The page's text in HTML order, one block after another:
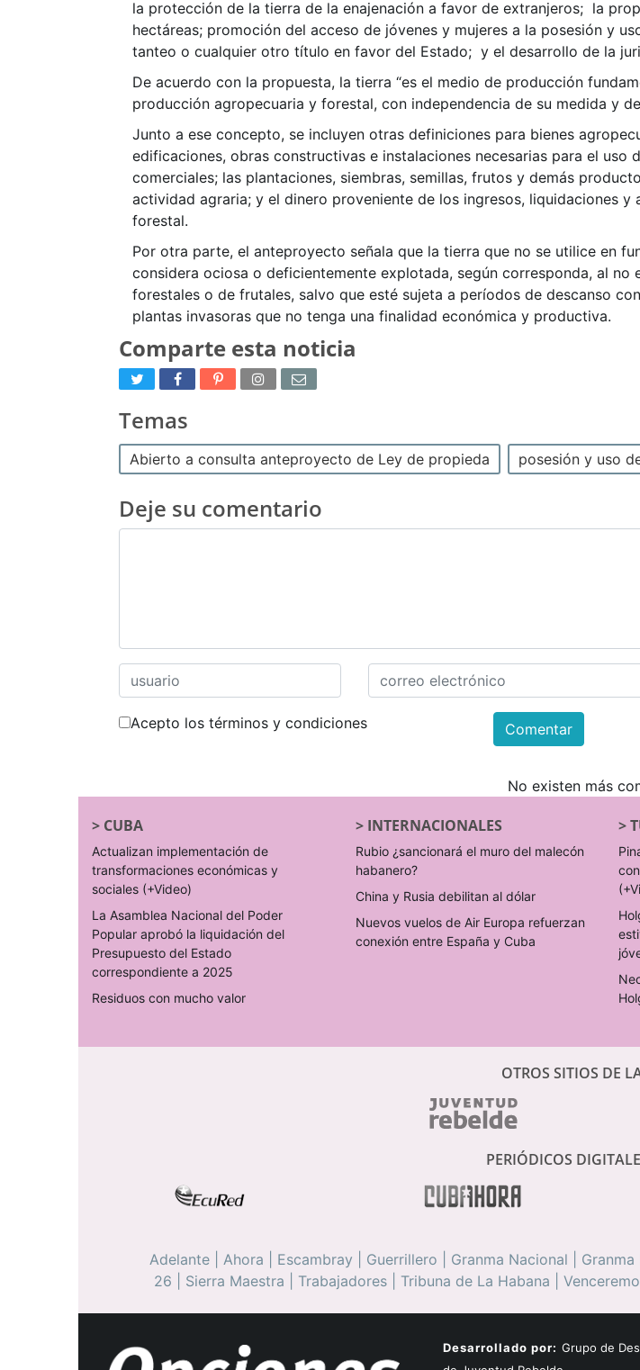
la protección de la tierra de la enajenación a favor de extranjeros; la
hectáreas; promoción del acceso de jóvenes y mujeres a la posesión y
tanteo o cualquier otro título en favor del Estado; y el desarrollo de la
De acuerdo con la propuesta, la tierra “es el medio de producción
producción agropecuaria y forestal, con independencia de su medida y
Junto a ese concepto, se incluyen otras definiciones para bienes
edificaciones, obras constructivas e instalaciones necesarias para el
comerciales; las plantaciones, siembras, semillas, frutos y demás
actividad agraria; y el dinero proveniente de los ingresos, liquidaciones
forestal.
Por otra parte, el anteproyecto señala que la tierra que no se utilice en
considera ociosa o deficientemente explotada, según corresponda, al no
forestales o de frutales, salvo que esté sujeta a períodos de descanso
plantas invasoras que no tenga una finalidad económica y productiva.
Comparte esta noticia
Temas
Abierto a consulta anteproyecto de Ley de propieda posesión y uso
Deje su comentario
Acepto los términos y condiciones Comentar
No existen más
> CUBA
Actualizan implementación de
transformaciones económicas y
sociales (+Video)
La Asamblea Nacional del Poder
Popular aprobó la liquidación del
Presupuesto del Estado
correspondiente a 2025
Residuos con mucho valor
> INTERNACIONALES
Rubio ¿sancionará el muro del malecón
habanero?
China y Rusia debilitan al dólar
Nuevos vuelos de Air Europa refuerzan
conexión entre España y Cuba
>
OTROS SITIOS DE
PERIÓDICOS
Adelante Ahora Escambray Guerrillero Granma Nacional
26
Sierra Maestra Trabajadores| Tribuna de La Habana
Desarrollado por: Grupo de